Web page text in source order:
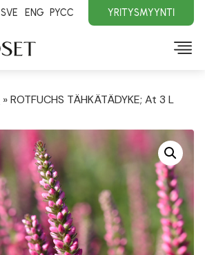
SVE ENG PYCC YRITYSMYYNTI
»ROTFUCHS TÄHKÄTÄDYKE; At 3 L